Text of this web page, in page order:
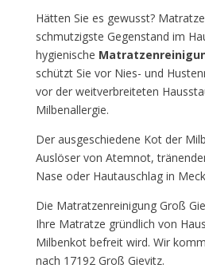
Hätten Sie es gewusst?
schmutzigste Gegenstand im
hygienische
schützt Sie vor Nies- und
vor der weitverbreiteten
Milbenallergie.
Der ausgeschiedene Kot der
Auslöser von Atemnot,
Nase oder Hautauschlag in
Die Matratzenreinigung Groß
Ihre Matratze gründlich von
Milbenkot befreit wird. Wir
nach 17192 Groß Gievitz.